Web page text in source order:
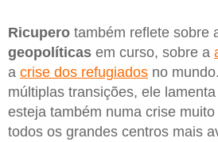
Ricupero também reflete sobre
geopolíticas em curso, sobre a
a crise dos refugiados no
múltiplas transições, ele lamenta
esteja também numa crise
todos os grandes centros mais